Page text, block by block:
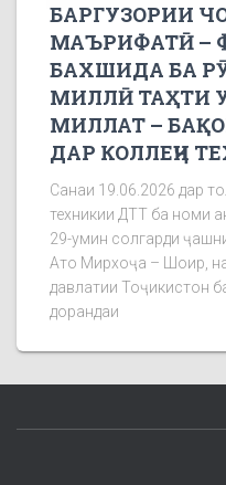
БАРГУЗОРИИ
МАЪРИФАТӢ –
БАХШИДА БА
МИЛЛӢ ТАҲТИ
МИЛЛАТ –
ДАР КОЛЛЕҶИ
Санаи 19.06.2026 дар
техникии ДТТ ба номи
29-умин солгарди
Ато Мирхоҷа – Шоир,
давлатии Тоҷикистон
дорандаи